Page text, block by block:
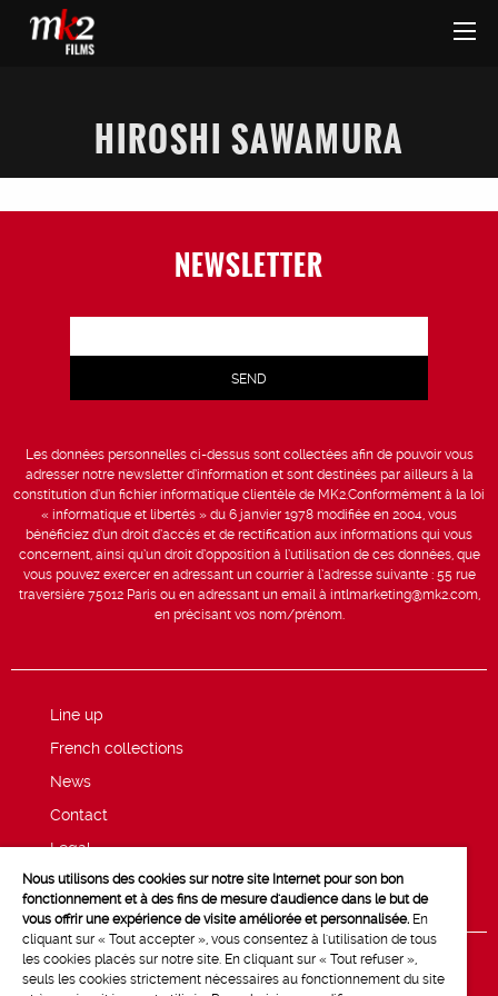
HIROSHI SAWAMURA
NEWSLETTER
Les données personnelles ci-dessus sont collectées afin de pouvoir vous
adresser notre newsletter d’information et sont destinées par ailleurs à la
constitution d’un fichier informatique clientèle de MK2.Conformément à la loi
« informatique et libertés » du 6 janvier 1978 modifiée en 2004, vous
bénéficiez d’un droit d’accès et de rectification aux informations qui vous
concernent, ainsi qu’un droit d’opposition à l’utilisation de ces données, que
vous pouvez exercer en adressant un courrier à l’adresse suivante : 55 rue
traversière 75012 Paris ou en adressant un email à intlmarketing@mk2.com,
en précisant vos nom/prénom.
Line up
French collections
News
Contact
Legal
Privacy and cookie policy
Nous utilisons des cookies sur notre site Internet pour son bon
fonctionnement et à des fins de mesure d'audience dans le but de
vous offrir une expérience de visite améliorée et personnalisée. En
cliquant sur « Tout accepter », vous consentez à l'utilisation de tous
les cookies placés sur notre site. En cliquant sur « Tout refuser »,
seuls les cookies strictement nécessaires au fonctionnement du site